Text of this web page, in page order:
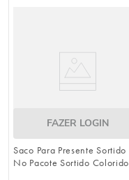
FAZER LOGIN
Saco Para Presente Sortido
No Pacote Sortido Colorido